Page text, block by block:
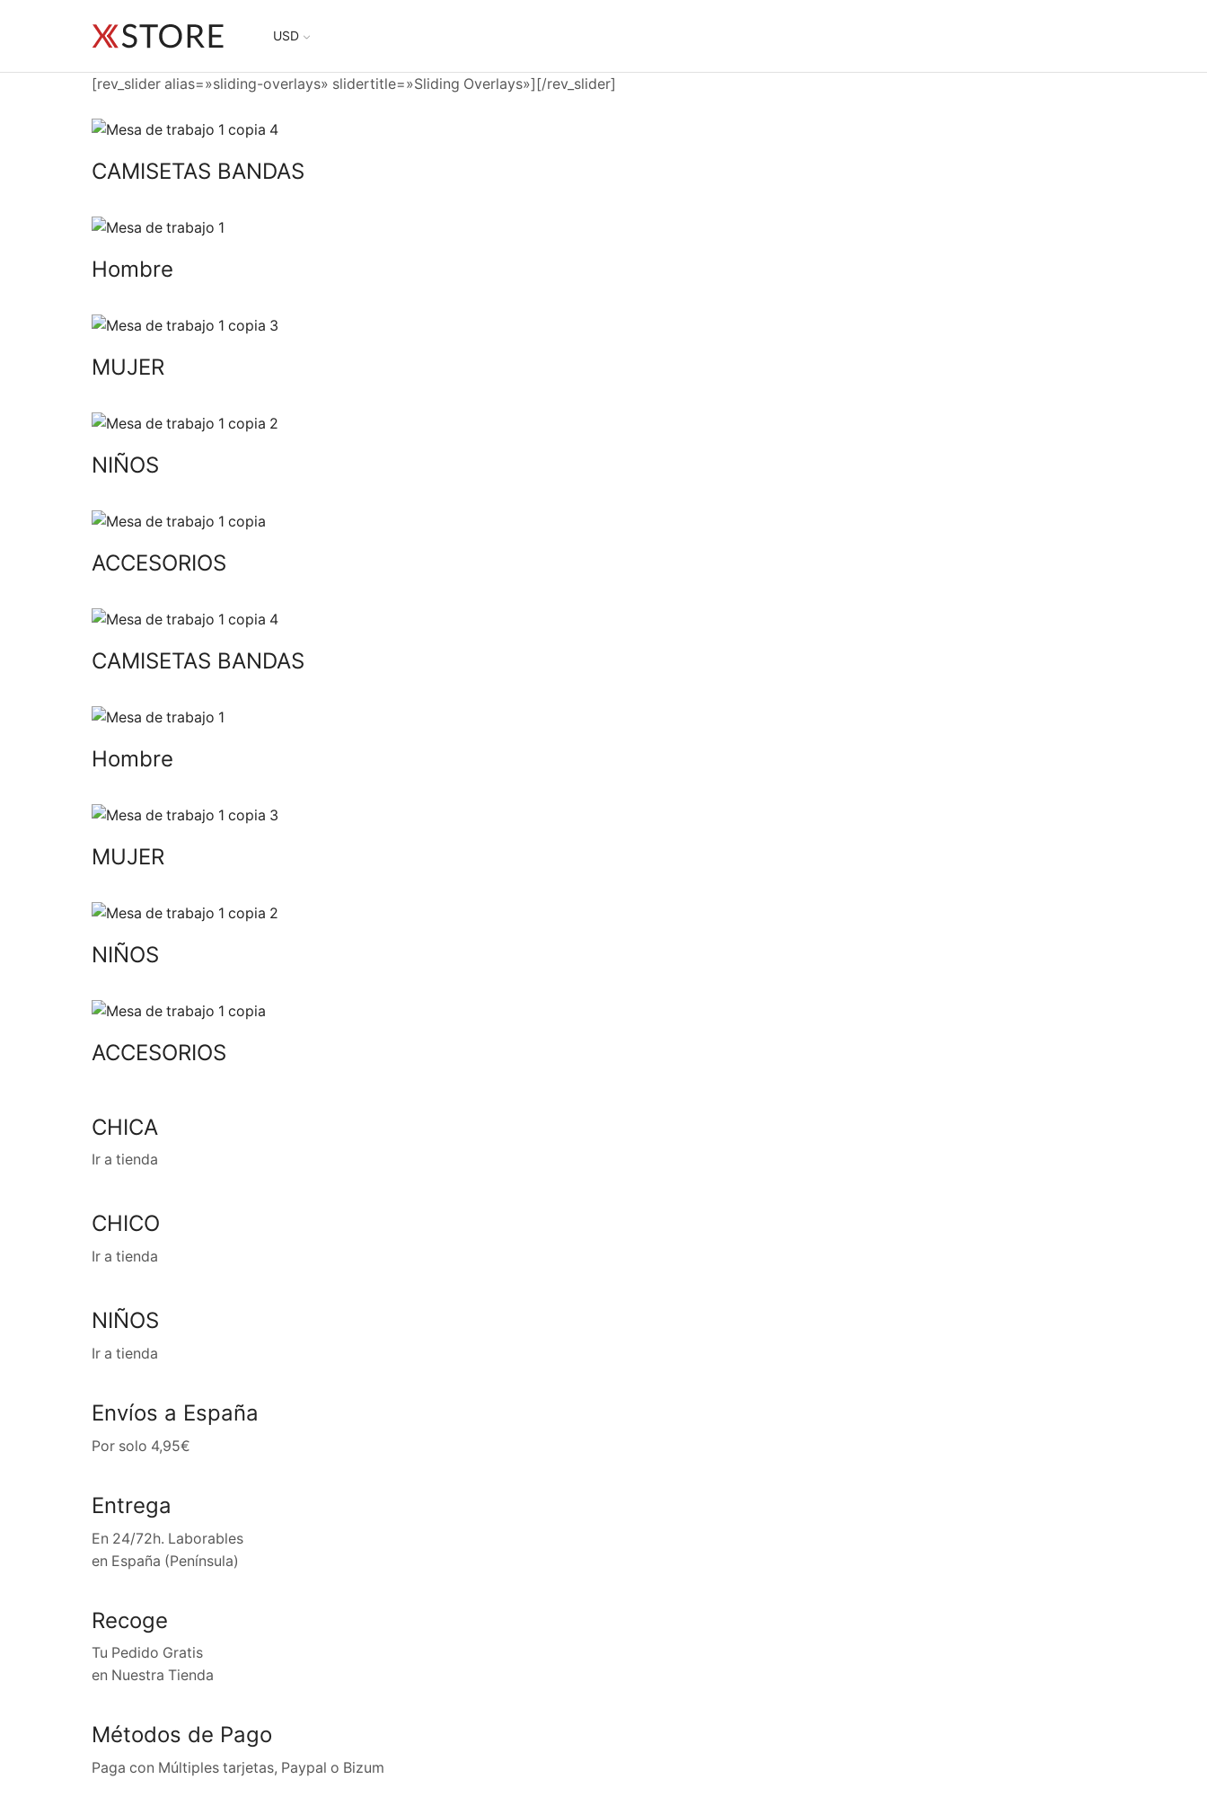
USD
[rev_slider alias=»sliding-overlays» slidertitle=»Sliding Overlays»][/rev_slider]
CAMISETAS BANDAS
Hombre
MUJER
NIÑOS
ACCESORIOS
CAMISETAS BANDAS
Hombre
MUJER
NIÑOS
ACCESORIOS
CHICA
Ir a tienda
CHICO
Ir a tienda
NIÑOS
Ir a tienda
Envíos a España
Por solo 4,95€
Entrega
En 24/72h. Laborables
en España (Península)
Recoge
Tu Pedido Gratis
en Nuestra Tienda
Métodos de Pago
Paga con Múltiples tarjetas, Paypal o Bizum